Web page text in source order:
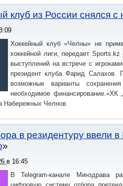
клуб из России снялся с
Хоккейный клуб «Челны» не
хоккейной лиги, передает
выступлений на встрече с
президент клуба Фарид Салахов.
возможные варианты
необходимое
Набережных Челнов.
в резидентуру ввели
в 16:45
В Telegram-канале Минздрава